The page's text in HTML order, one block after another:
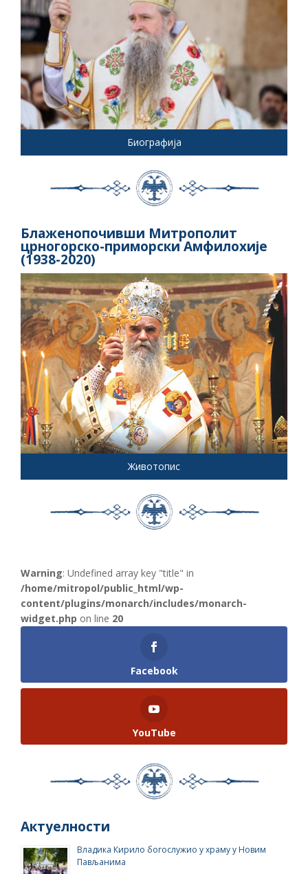
Биографија
Блаженопочивши Митрополит
црногорско-приморски Амфилохије
(1938-2020)
Животопис
Warning: Undefined array key "title" in
/home/mitropol/public_html/wp-
content/plugins/monarch/includes/monarch-
widget.php on line 20
Facebook
YouTube
Актуелности
Владика Кирило богослужио у храму у Новим
Пављанима